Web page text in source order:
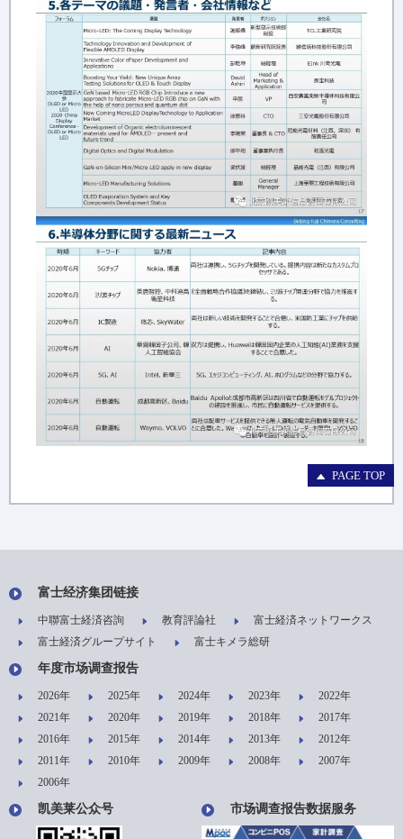
PAGE TOP
富士经济集团链接
中聯富士経済咨詢 教育評論社
富士経済ネットワークス
富士経済グループサイト
富士キメラ総研
年度市场调查报告
2026年 2025年 2024年 2023年
2022年
2021年
2020年 2019年 2018年
2017年
2016年
2015年 2014年 2013年
2012年
2011年
2010年 2009年 2008年
2007年
2006年
凯美莱公众号 市场调查报告数据服务